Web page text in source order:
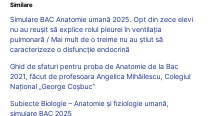
Similare
Simulare BAC Anatomie umană 2025. Opt din zece elevi
nu au reușit să explice rolul pleurei în ventilația
pulmonară / Mai mult de o treime nu au știut să
caracterizeze o disfuncție endocrină
Ghid de sfaturi pentru proba de Anatomie de la Bac
2021, făcut de profesoara Angelica Mihăilescu, Colegiul
Național „George Coșbuc”
Subiecte Biologie – Anatomie și fiziologie umană,
simulare BAC 2025